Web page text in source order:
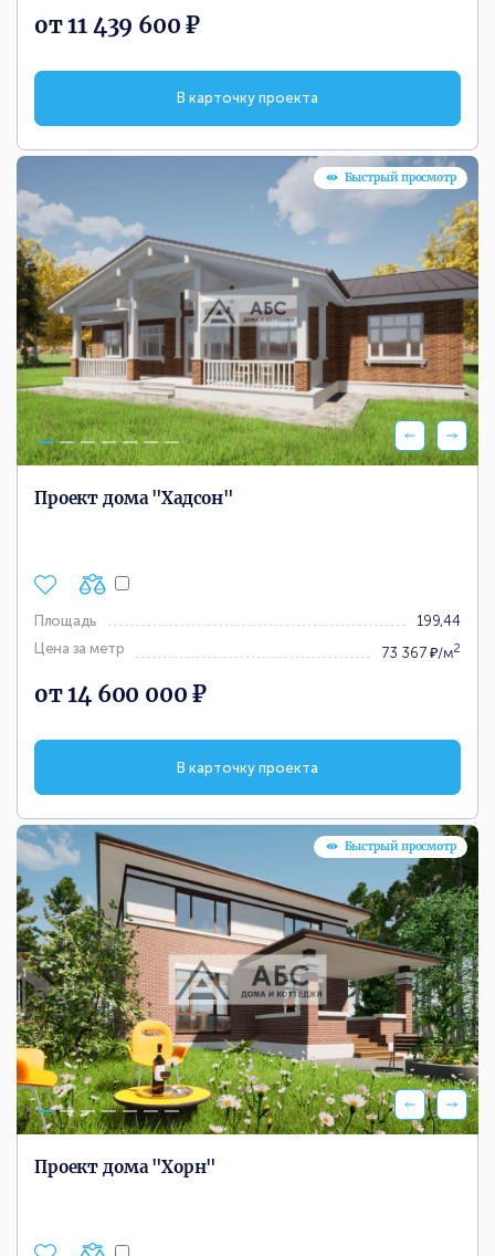
от 11 439 600 ₽
В карточку проекта
Проект дома "Хадсон"
Площадь
199,44
Цена за метр
73 367 ₽/м2
Быстрый просмотр
от 14 600 000 ₽
В карточку проекта
Проект дома "Хорн"
Быстрый просмотр